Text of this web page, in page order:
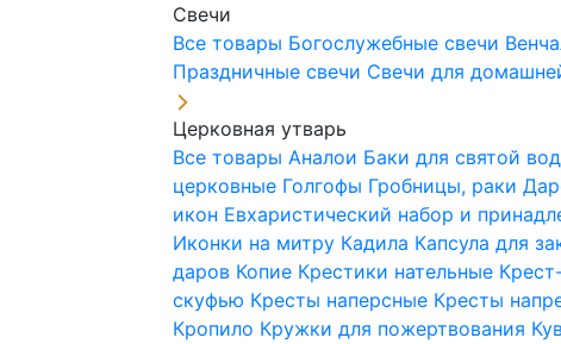
Свечи
Все товары Богослужебные свечи
Праздничные свечи Свечи для
Церковная утварь
Все товарыАналои Баки для святой
церковные Голгофы Гробницы, раки
икон Евхаристический набор и
Иконки на митру Кадила Капсула для
даров Копие Крестики нательные
скуфью Кресты наперсные Кресты
Кропило Кружки для пожертвования